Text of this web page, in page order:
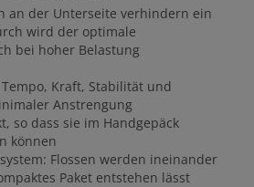
an der Unterseite verhindern ein
wird der optimale
bei hoher Belastung
Kraft, Stabilität und
Anstrengung
so dass sie im Handgepäck
können
Flossen werden ineinander
Paket entstehen lässt